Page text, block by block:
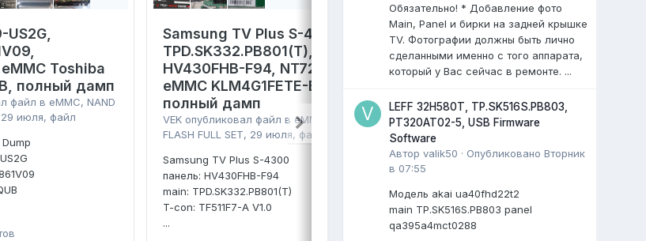
US2G,
Toshiba
полный дамп
файл в eMMC, NAND
29 июля, файл
Dump
Samsung TV Plus S-4300,
TPD.SK332.PB801(T),
HV430FHB-F94, NT72690,
eMMC KLM4G1FETE-B041,
полный дамп
VEK опубликовал файл в eMMC, NAND
FLASH FULL SET, 29 июля, файл
Samsung TV Plus S-4300
панель: HV430FHB-F94
main: TPD.SK332.PB801(T)
T-con: TF511F7-A V1.0
...
LEFF 50U540S,
TP.SK706S.PC822. Damp
eMMC.
NAND FLASH FULL SET,17 июля
LEFF 50U540S Яндекс ТВ.
Main: TP.SK706S.PC822
Cpu: MT9632EAATDB
Panel: CC500PV5D
0 ответов
Обязательно! * Добавление фото
Main, Panel и бирки на задней крышке
TV. Фотографии должны быть лично
сделанными именно с того аппарата,
который у Вас сейчас в ремонте. ...
LEFF 32H580T, TP.SK516S.PB803,
PT320AT02-5, USB Firmware
Software
Авторvalik50 · ОпубликованоВторник
в 07:55
Модель akai ua40fhd22t2
main TP.SK516S.PB803 panel
qa395a4mct0288